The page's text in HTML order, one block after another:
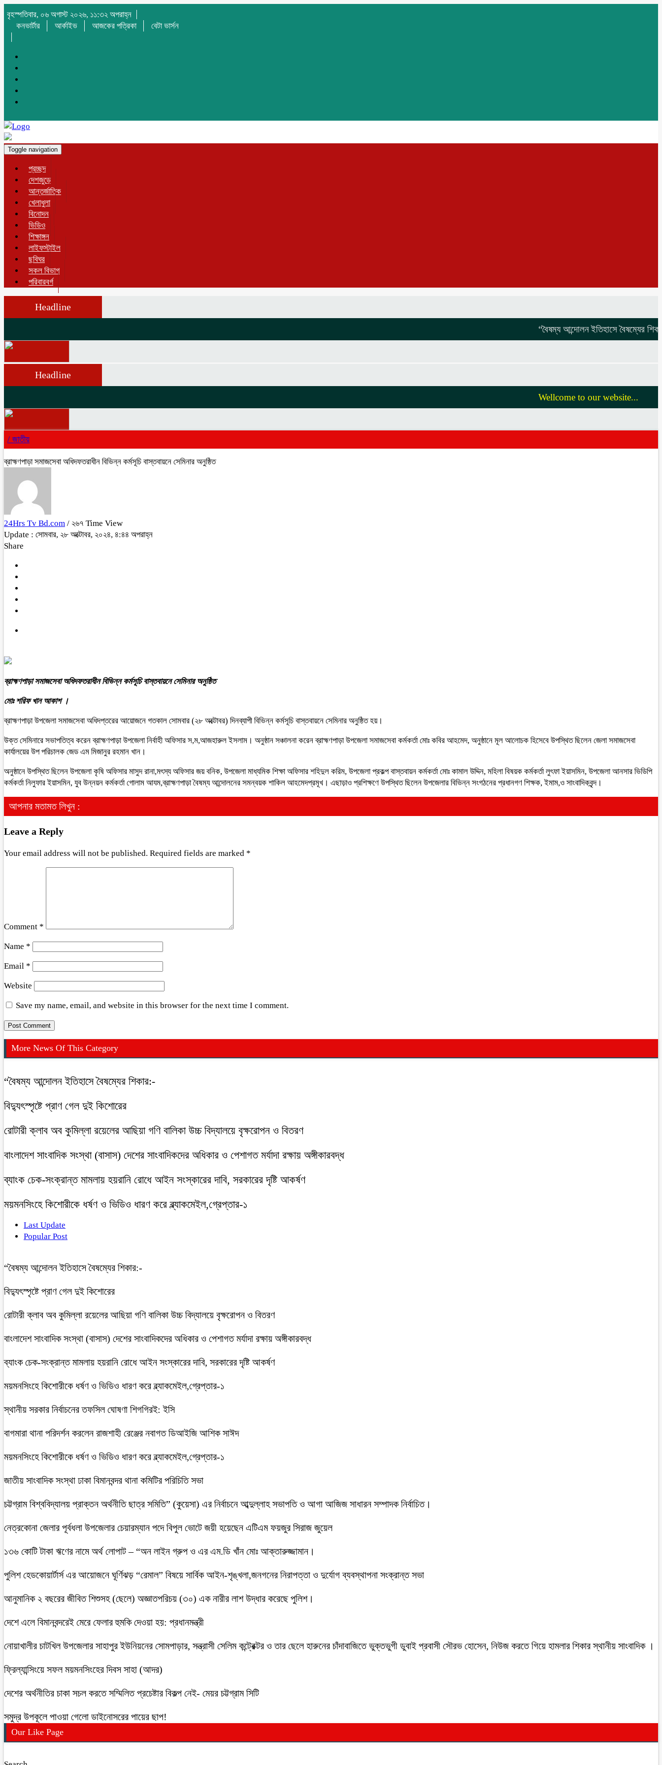
বৃহস্পতিবার, ০৬ অগাস্ট ২০২৬, ১১:৩২ অপরাহ্ন
কনভার্টার
আর্কাইভ আজকের পত্রিকা বেটা ভার্সন
Toggle navigation
প্রচ্ছদ
দেশজুড়ে
আন্তর্জাতিক
খেলাধুলা
বিনোদন
ভিডিও
শিক্ষাঙ্গন
লাইফস্টাইল
ছবিঘর
সকল বিভাগ
পরিবারবর্গ
Headline
“বৈষম্য আন্দোলন ইতিহাসে বৈষম্যের শিকার:-
Headline
Wellcome to our website...
/ জাতীয়
ব্রাহ্মণপাড়া সমাজসেবা অধিদফতরাধীন বিভিন্ন কর্মসূচি বাস্তবায়নে সেমিনার অনুষ্ঠিত
24Hrs Tv Bd.com / ২৬৭ Time View
Update : সোমবার, ২৮ অক্টোবর, ২০২৪, ৪:৪৪ অপরাহ্ন
Share
ব্রাহ্মণপাড়া সমাজসেবা অধিদফতরাধীন বিভিন্ন কর্মসূচি বাস্তবায়নে সেমিনার অনুষ্ঠিত
মোঃ শরিফ খান আকাশ ।
ব্রাহ্মণপাড়া উপজেলা সমাজসেবা অধিদপ্তরের আয়োজনে গতকাল সোমবার (২৮ অক্টোবর) দিনব্যাপী বিভিন্ন কর্মসূচি বাস্তবায়নে সেমিনার অনুষ্ঠিত হয়।
উক্ত সেমিনারে সভাপতিত্ব করেন ব্রাহ্মণপাড়া উপজেলা নির্বাহী অফিসার স,ম,আজহারুল ইসলাম। অনুষ্ঠান সঞ্চালনা করেন ব্রাহ্মণপাড়া উপজেলা সমাজসেবা কর্মকর্তা মোঃ কবির আহমেদ, অনুষ্ঠানে মূল আলোচক হিসেবে উপস্থিত ছিলেন জেলা সমাজসেবা
কার্যালয়ের উপ পরিচালক জেড এম মিজানুর রহমান খান।
অনুষ্ঠানে উপস্থিত ছিলেন উপজেলা কৃষি অফিসার মাসুদ রানা,মৎস্য অফিসার জয় বনিক, উপজেলা মাধ্যমিক শিক্ষা অফিসার শহিদুল করিম, উপজেলা প্রকল্প বাস্তবায়ন কর্মকর্তা মোঃ কামাল উদ্দিন, মহিলা বিষয়ক কর্মকর্তা লুৎফা ইয়াসমিন, উপজেলা আনসার ভিডিপি
কর্মকর্তা নিলুফার ইয়াসমিন, যুব উন্নয়ন কর্মকর্তা গোলাম আযম,ব্রাহ্মণপাড়া বৈষম্য আন্দোলনের সমন্বয়ক শাকিল আহমেদপ্রমূখ। এছাড়াও প্রশিক্ষণে উপস্থিত ছিলেন উপজেলার বিভিন্ন সংগঠনের প্রধানগণ শিক্ষক, ইমাম,ও সাংবাদিকবৃন্দ।
আপনার মতামত লিখুন :
Leave a Reply
Your email address will not be published. Required fields are marked *
Comment *
Name *
Email *
Website
Save my name, email, and website in this browser for the next time I comment.
More News Of This Category
“বৈষম্য আন্দোলন ইতিহাসে বৈষম্যের শিকার:-
বিদ্যুৎস্পৃষ্টে প্রাণ গেল দুই কিশোরের
রোটারী ক্লাব অব কুমিল্লা রয়েলের আছিয়া গণি বালিকা উচ্চ বিদ্যালয়ে বৃক্ষরোপন ও বিতরণ
বাংলাদেশ সাংবাদিক সংস্থা (বাসাস) দেশের সাংবাদিকদের অধিকার ও পেশাগত মর্যাদা রক্ষায় অঙ্গীকারবদ্ধ
ব্যাংক চেক-সংক্রান্ত মামলায় হয়রানি রোধে আইন সংস্কারের দাবি, সরকারের দৃষ্টি আকর্ষণ
ময়মনসিংহে কিশোরীকে ধর্ষণ ও ভিডিও ধারণ করে ব্ল্যাকমেইল,গ্রেপ্তার-১
Last Update
Popular Post
“বৈষম্য আন্দোলন ইতিহাসে বৈষম্যের শিকার:-
বিদ্যুৎস্পৃষ্টে প্রাণ গেল দুই কিশোরের
রোটারী ক্লাব অব কুমিল্লা রয়েলের আছিয়া গণি বালিকা উচ্চ বিদ্যালয়ে বৃক্ষরোপন ও বিতরণ
বাংলাদেশ সাংবাদিক সংস্থা (বাসাস) দেশের সাংবাদিকদের অধিকার ও পেশাগত মর্যাদা রক্ষায় অঙ্গীকারবদ্ধ
ব্যাংক চেক-সংক্রান্ত মামলায় হয়রানি রোধে আইন সংস্কারের দাবি, সরকারের দৃষ্টি আকর্ষণ
ময়মনসিংহে কিশোরীকে ধর্ষণ ও ভিডিও ধারণ করে ব্ল্যাকমেইল,গ্রেপ্তার-১
স্থানীয় সরকার নির্বাচনের তফসিল ঘোষণা শিগগিরই: ইসি
বাগমারা থানা পরিদর্শন করলেন রাজশাহী রেঞ্জের নবাগত ডিআইজি আশিক সাঈদ
ময়মনসিংহে কিশোরীকে ধর্ষণ ও ভিডিও ধারণ করে ব্ল্যাকমেইল,গ্রেপ্তার-১
জাতীয় সাংবাদিক সংস্থা ঢাকা বিমানবন্দর থানা কমিটির পরিচিতি সভা
চট্টগ্রাম বিশ্ববিদ্যালয় প্রাক্তন অর্থনীতি ছাত্র সমিতি” (কুয়েসা) এর নির্বাচনে আব্দুল্লাহ সভাপতি ও আগা আজিজ সাধারন সম্পাদক নির্বাচিত।
নেত্রকোনা জেলার পূর্বধলা উপজেলার চেয়ারম্যান পদে বিপুল ভোটে জয়ী হয়েছেন এটিএম ফয়জুর সিরাজ জুয়েল
১৩৬ কোটি টাকা ঋণের নামে অর্থ লোপাট – “অন লাইন গ্রুপ ও এর এম.ডি খাঁন মোঃ আক্তারুজ্জামান।
পুলিশ হেডকোয়ার্টার্স এর আয়োজনে ঘূর্ণিঝড় “রেমাল” বিষয়ে সার্বিক আইন-শৃঙ্খলা,জনগনের নিরাপত্তা ও দুর্যোগ ব্যবস্থাপনা সংক্রান্ত সভা
আনুমানিক ২ বছরের জীবিত শিশুসহ (ছেলে) অজ্ঞাতপরিচয় (৩০) এক নারীর লাশ উদ্ধার করেছে পুলিশ।
দেশে এলে বিমানবন্দরেই মেরে ফেলার হুমকি দেওয়া হয়: প্রধানমন্ত্রী
নোয়াখালীর চাটখিল উপজেলার সাহাপুর ইউনিয়নের সোমপাড়ার, সন্ত্রাসী সেলিম কন্ট্রেক্টর ও তার ছেলে হারুনের চাঁদাবাজিতে ভুক্তভুগী ডুবাই প্রবাসী সৌরভ হোসেন, নিউজ করতে গিয়ে হামলার শিকার স্থানীয় সাংবাদিক ।
ফ্রিল্যান্সিংয়ে সফল ময়মনসিংহের দিবস সাহা (আদর)
দেশের অর্থনীতির চাকা সচল করতে সম্মিলিত প্রচেষ্টার বিকল্প নেই- মেয়র চট্টগ্রাম সিটি
সমুদ্র উপকূলে পাওয়া গেলো ডাইনোসরের পায়ের ছাপ!
Our Like Page